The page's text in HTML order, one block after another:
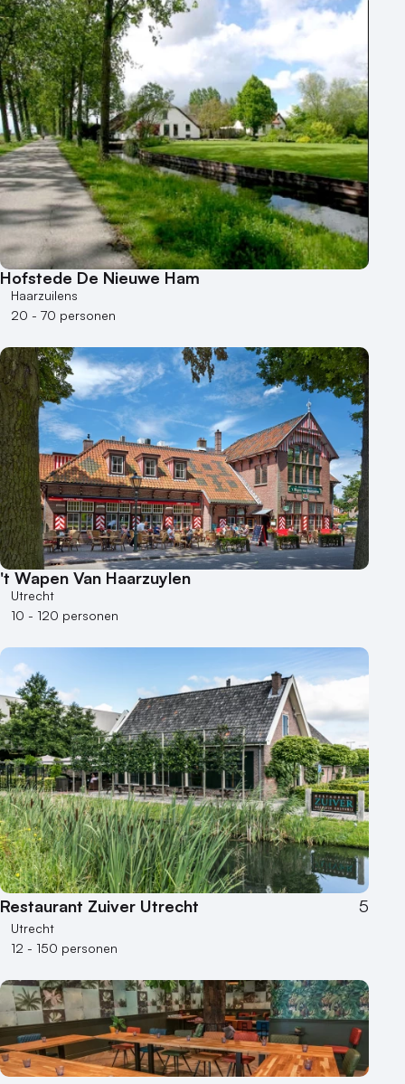
Hofstede De Nieuwe Ham
Haarzuilens
20 - 70 personen
't Wapen Van Haarzuylen
Utrecht
10 - 120 personen
Restaurant Zuiver Utrecht 5
Utrecht
12 - 150 personen